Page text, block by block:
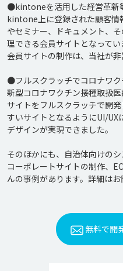
●kintoneを活用した経営革新
kintone上に登録された顧客情
やセミナー、ドキュメント、
理できる会員サイトとなって
会員サイトの制作は、当社が非
●フルスクラッチでコロナワ
新型コロナワクチン接種取扱
サイトをフルスクラッチで開
すいサイトとなるようにUI/UX
デザインが実現できました。
そのほかにも、自治体向けの
コーポレートサイトの制作、
無料で開